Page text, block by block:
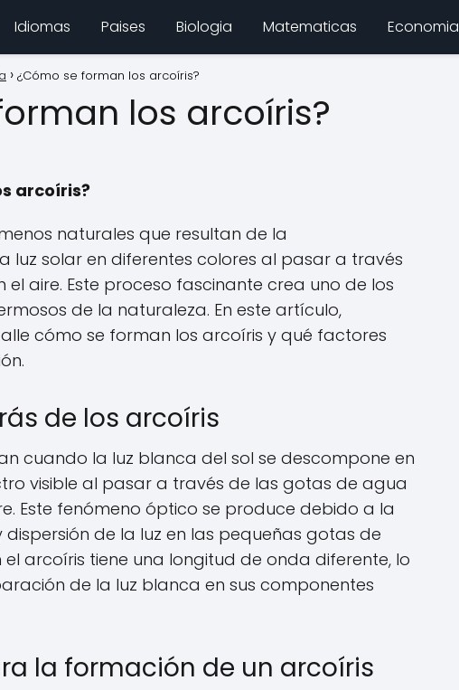
Idiomas Paises Biologia Matematicas Economia
¿Cómo se forman los arcoíris?
los arcoíris?
arcoíris?
naturales que resultan de la
luz solar en diferentes colores al pasar a través
aire. Este proceso fascinante crea uno de los
de la naturaleza. En este artículo,
cómo se forman los arcoíris y qué factores
de los arcoíris
cuando la luz blanca del sol se descompone en
visible al pasar a través de las gotas de agua
Este fenómeno óptico se produce debido a la
dispersión de la luz en las pequeñas gotas de
arcoíris tiene una longitud de onda diferente, lo
de la luz blanca en sus componentes
la formación de un arcoíris